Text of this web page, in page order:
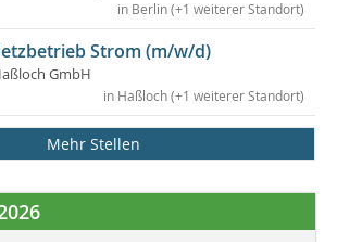
in Berlin (+1 weiterer Standort)
Strom (m/w/d)
GmbH
in Haßloch (+1 weiterer Standort)
Mehr Stellen